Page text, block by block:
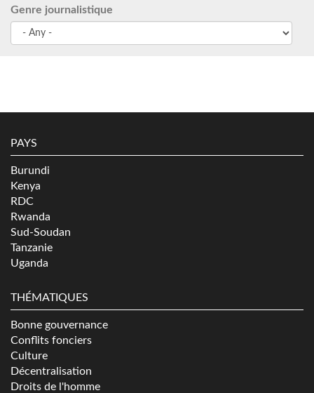
Genre journalistique
PAYS
Burundi
Kenya
RDC
Rwanda
Sud-Soudan
Tanzanie
Uganda
THÉMATIQUES
Bonne gouvernance
Conflits fonciers
Culture
Décentralisation
Droits de l'homme